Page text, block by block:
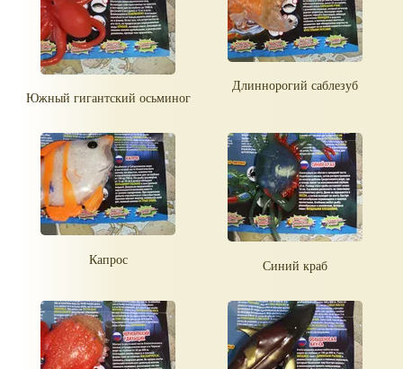
Южный гигантский осьминог
Длиннорогий саблезуб
Капрос Синий краб